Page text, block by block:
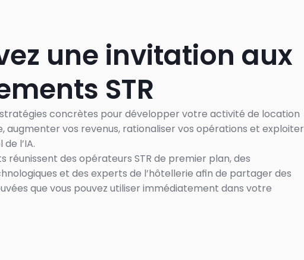
une invitation aux
STR
concrètes pour développer votre activité de location
augmenter vos revenus, rationaliser vos opérations et exploiter
l’IA.
réunissent des opérateurs STR de premier plan, des
et des experts de l’hôtellerie afin de partager des
que vous pouvez utiliser immédiatement dans votre